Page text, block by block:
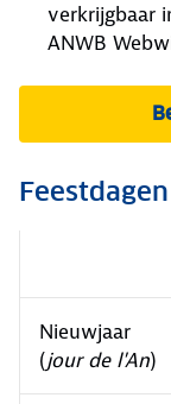
verkrijgbaar
ANWB
Feestdagen
Nieuwjaar
(jour de l'An)